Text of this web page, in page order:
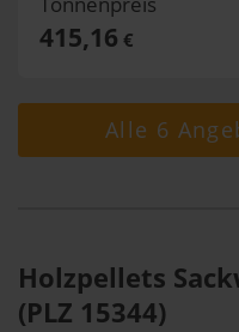
415,16 €
Alle 6
Holzpellets
(PLZ 15344)